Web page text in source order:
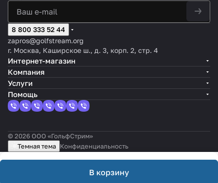
В корзину
8 800 333 52 44
zapros@golfstream.org
г. Москва, Каширское ш., д. 3, корп. 2, стр. 4
Интернет-магазин
Компания
Услуги
Помощь
© 2026 ООО «ГольфСтрим»
Темная тема Конфиденциальность